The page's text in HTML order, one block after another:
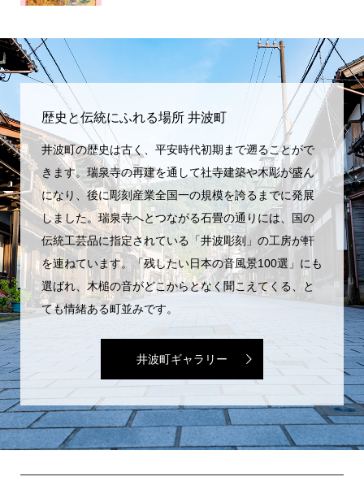
歴史と伝統にふれる場所 井波町
井波町の歴史は古く、平安時代初期まで遡ることがで
きます。瑞泉寺の再建を通して社寺建築や木彫が盛ん
になり、後に彫刻産業全国一の規模を誇るまでに発展
しました。瑞泉寺へとつながる石畳の通りには、国の
伝統工芸品に指定されている「井波彫刻」の工房が軒
を連ねています。「残したい日本の音風景100選」にも
選ばれ、木槌の音がどこからとなく聞こえてくる、と
ても情緒ある町並みです。
井波町ギャラリー